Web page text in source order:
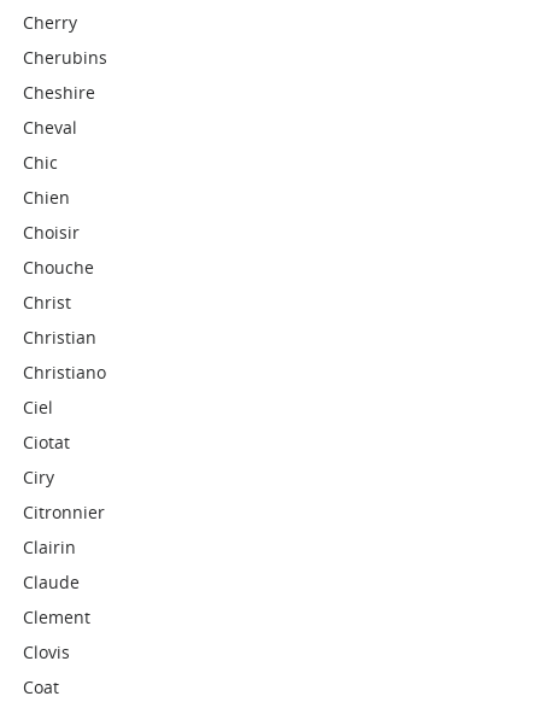
Cherry
Cherubins
Cheshire
Cheval
Chic
Chien
Choisir
Chouche
Christ
Christian
Christiano
Ciel
Ciotat
Ciry
Citronnier
Clairin
Claude
Clement
Clovis
Coat